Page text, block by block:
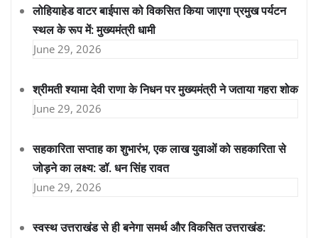
लोहियाहेड वाटर बाईपास को विकसित किया जाएगा प्रमुख पर्यटन
स्थल के रूप में: मुख्यमंत्री धामी
June 29, 2026
श्रीमती श्यामा देवी राणा के निधन पर मुख्यमंत्री ने जताया गहरा शोक
June 29, 2026
सहकारिता सप्ताह का शुभारंभ, एक लाख युवाओं को सहकारिता से
जोड़ने का लक्ष्य: डॉ. धन सिंह रावत
June 29, 2026
स्वस्थ उत्तराखंड से ही बनेगा समर्थ और विकसित उत्तराखंड: